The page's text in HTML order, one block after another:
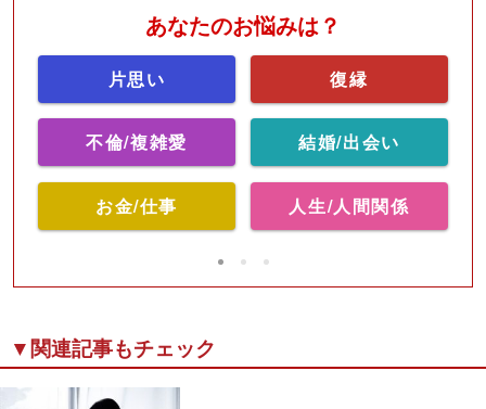
あなたのお悩みは？
片思い 復縁
不倫/複雑愛 結婚/出会い
お金/仕事 人生/人間関係
▼関連記事もチェック